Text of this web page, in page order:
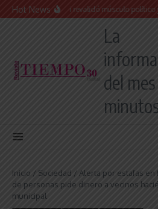
Saltar al contenido
Hot News
Leo Nardini revalidó músculo político y
La
del
Inicio / Sociedad / Alerta por estafas en
de personas pide dinero a vecinos
municipal